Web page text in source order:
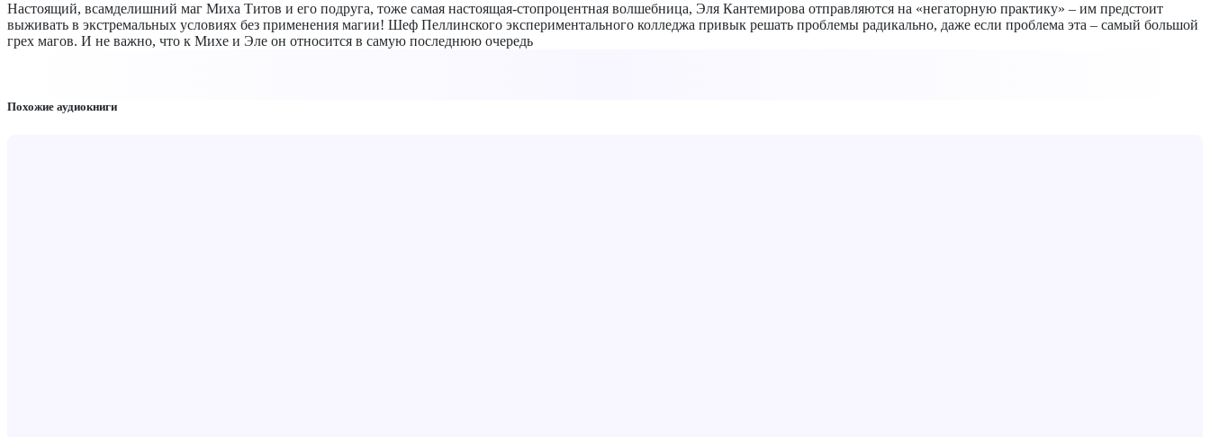
Настоящий, всамделишний маг Миха Титов и его подруга, тоже самая настоящая-стопроцентная волшебница, Эля Кантемирова отправляются на «негаторную практику» – им предстоит
выживать в экстремальных условиях без применения магии! Шеф Пеллинского экспериментального колледжа привык решать проблемы радикально, даже если проблема эта – самый большой
грех магов. И не важно, что к Михе и Эле он относится в самую последнюю очередь
Похожие аудиокниги